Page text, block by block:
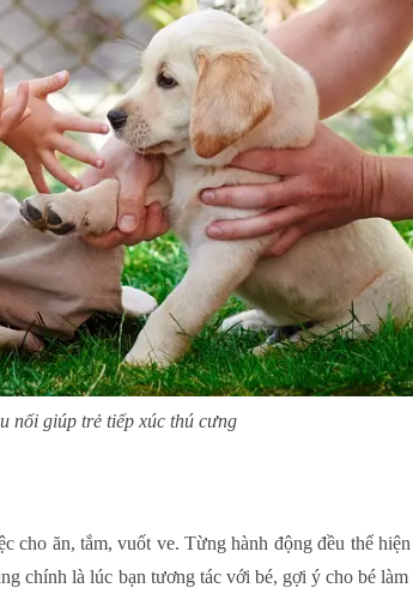
nối giúp trẻ tiếp xúc thú cưng
ăn, tắm, vuốt ve. Từng hành động đều thể
chính là lúc bạn tương tác với bé, gợi ý cho bé làm